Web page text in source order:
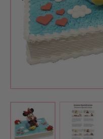
View larger image
View